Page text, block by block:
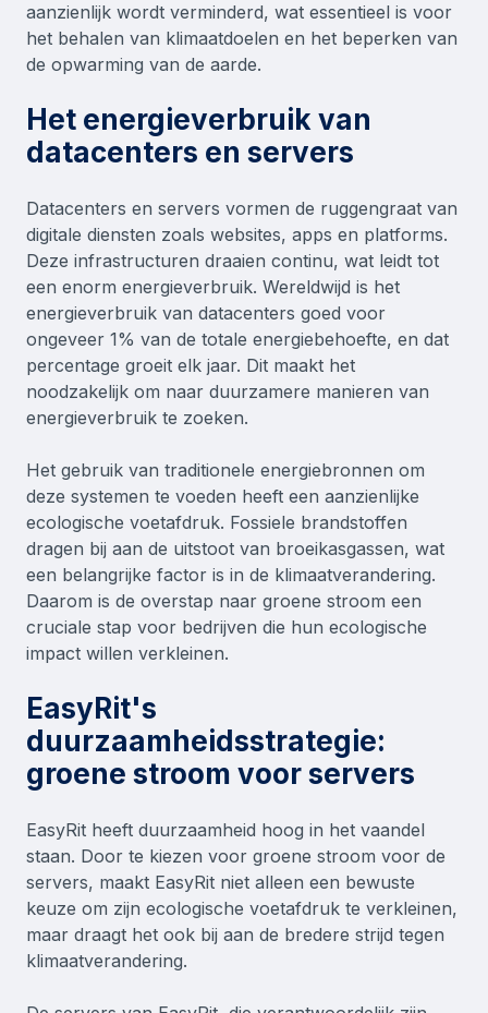
aanzienlijk wordt verminderd, wat essentieel is voor
het behalen van klimaatdoelen en het beperken van
de opwarming van de aarde.
Het energieverbruik van
datacenters en servers
Datacenters en servers vormen de ruggengraat van
digitale diensten zoals websites, apps en platforms.
Deze infrastructuren draaien continu, wat leidt tot
een enorm energieverbruik. Wereldwijd is het
energieverbruik van datacenters goed voor
ongeveer 1% van de totale energiebehoefte, en dat
percentage groeit elk jaar. Dit maakt het
noodzakelijk om naar duurzamere manieren van
energieverbruik te zoeken.
Het gebruik van traditionele energiebronnen om
deze systemen te voeden heeft een aanzienlijke
ecologische voetafdruk. Fossiele brandstoffen
dragen bij aan de uitstoot van broeikasgassen, wat
een belangrijke factor is in de klimaatverandering.
Daarom is de overstap naar groene stroom een
cruciale stap voor bedrijven die hun ecologische
impact willen verkleinen.
EasyRit's
duurzaamheidsstrategie:
groene stroom voor servers
EasyRit heeft duurzaamheid hoog in het vaandel
staan. Door te kiezen voor groene stroom voor de
servers, maakt EasyRit niet alleen een bewuste
keuze om zijn ecologische voetafdruk te verkleinen,
maar draagt het ook bij aan de bredere strijd tegen
klimaatverandering.